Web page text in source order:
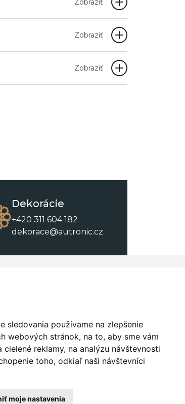
sledovania používame na zlepšenie
webových stránok, na to, aby sme vám
reklamy, na analýzu návštevnosti
toho, odkiaľ naši návštevníci
moje nastavenia
Zobraziť
Zobraziť
Zobraziť
Dekorácie
+420 311 604 182
dekorace@autronic.cz